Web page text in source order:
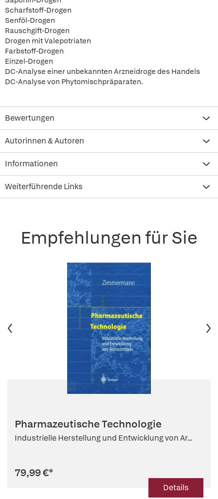
Scharfstoff-Drogen
Senföl-Drogen
Rauschgift-Drogen
Drogen mit Valepotriaten
Farbstoff-Drogen
Einzel-Drogen
DC-Analyse einer unbekannten Arzneidroge des Handels
DC-Analyse von Phytomischpräparaten.
Bewertungen
Autorinnen & Autoren
Informationen
Weiterführende Links
Empfehlungen für Sie
Pharmazeutische Technologie
Industrielle Herstellung und Entwicklung von Ar...
79,99 €*
Details